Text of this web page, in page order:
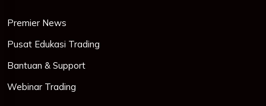
Premier News
Pusat Edukasi Trading
Bantuan & Support
Webinar Trading